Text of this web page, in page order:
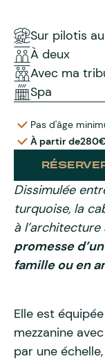
Dissimulée
turquoise, la
à
promesse
famille ou en
Elle est
mezzanine
par une
Sur pilotis
À deux
Avec ma
Spa
Pas d'âge
À partir de